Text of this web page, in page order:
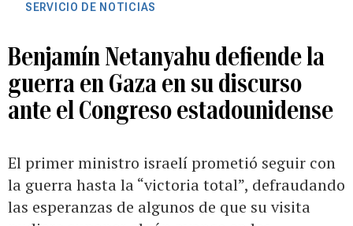
SERVICIO DE NOTICIAS
Benjamín Netanyahu defiende la
guerra en Gaza en su discurso
ante el Congreso estadounidense
El primer ministro israelí prometió seguir con
la guerra hasta la “victoria total”, defraudando
las esperanzas de algunos de que su visita